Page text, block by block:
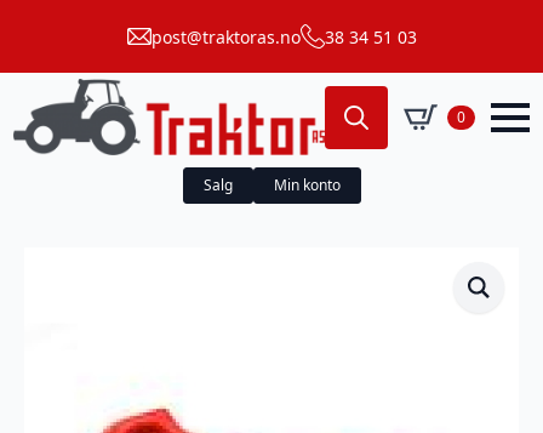
post@traktoras.no 38 34 51 03
Search
for:
0
Salg Min konto